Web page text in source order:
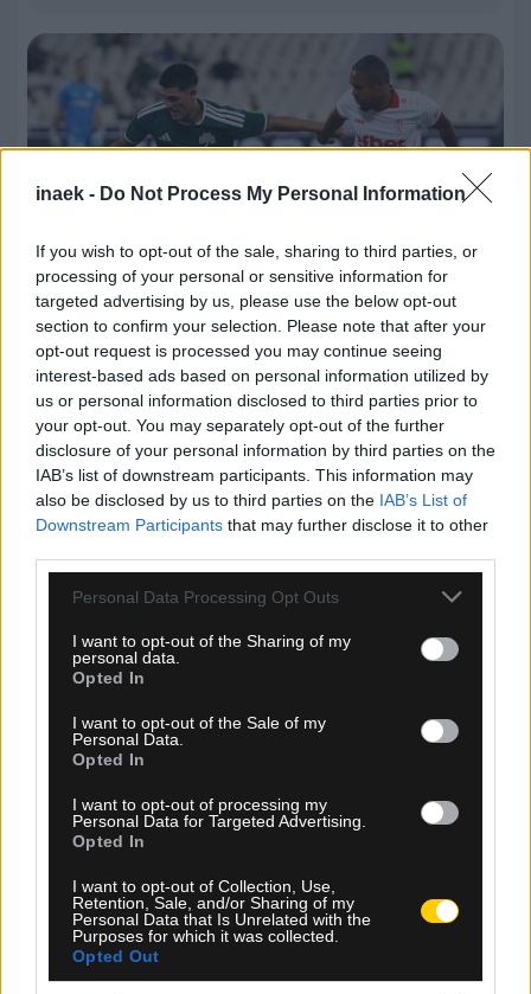
inaek - Do Not Process My Personal Information
If you wish to opt-out of the sale, sharing to third parties, or
processing of your personal or sensitive information for
targeted advertising by us, please use the below opt-out
section to confirm your selection. Please note that after your
opt-out request is processed you may continue seeing
interest-based ads based on personal information utilized by
us or personal information disclosed to third parties prior to
your opt-out. You may separately opt-out of the further
disclosure of your personal information by third parties on the
IAB’s list of downstream participants. This information may
also be disclosed by us to third parties on the IAB’s List of
Downstream Participants that may further disclose it to other
Please note that this website/app uses one or more Google
not limited to your visit or usage behaviour. You may click to
grant or deny consent to Google and its third-party tags to
use your data for below specified purposes in below Google
consent section.
Personal Data Processing Opt Outs
I want to opt-out of the Sharing of my
personal data.
Opted In
I want to opt-out of the Sale of my
Personal Data.
Opted In
I want to opt-out of processing my
Personal Data for Targeted Advertising.
Opted In
I want to opt-out of Collection, Use,
Retention, Sale, and/or Sharing of my
Personal Data that Is Unrelated with the
Purposes for which it was collected.
Opted Out
06.08.2026, 23:40
Δίχως νίκη οι ελληνικές ομάδες στην Ευρώπη
αυτή την εβδομάδα